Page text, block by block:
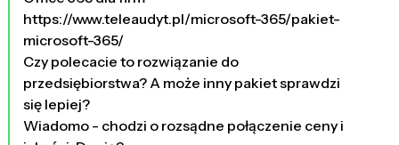
https://www.teleaudyt.pl/microsoft-365/pakiet-
microsoft-365/
Czy polecacie to rozwiązanie do
przedsiębiorstwa? A może inny pakiet sprawdzi
się lepiej?
Wiadomo - chodzi o rozsądne połączenie ceny i